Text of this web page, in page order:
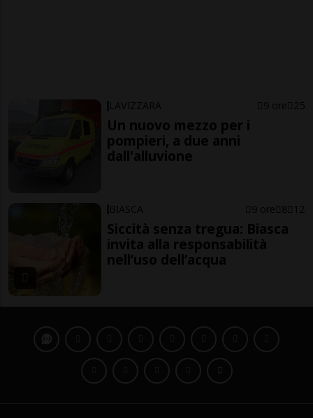
LAVIZZARA 9 ore 25
Un nuovo mezzo per i
pompieri, a due anni
dall'alluvione
BIASCA 9 ore 8 12
Siccità senza tregua: Biasca
invita alla responsabilità
nell’uso dell’acqua